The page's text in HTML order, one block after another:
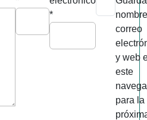
*
correo
y web
este
para la